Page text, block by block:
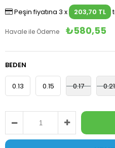
Peşin fiyatına 3 x 203,70 TL
Havale ile Ödeme ₺580,55
BEDEN
0.13 0.15 0.17 0.21